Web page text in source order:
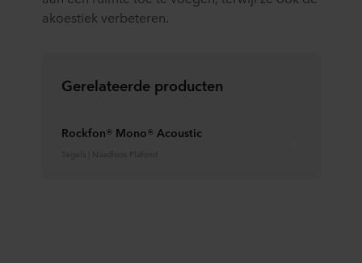
akoestiek verbeteren.
Gerelateerde producten
Rockfon® Mono® Acoustic
Tegels | Naadloos Plafond